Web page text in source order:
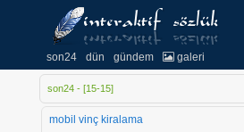
son24 dün gündem galeri
son24 - [15-15]
mobil vinç kiralama